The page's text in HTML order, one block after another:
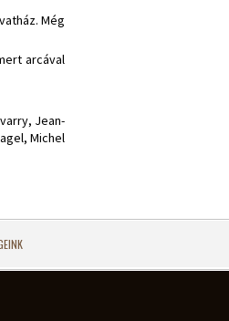
Még
arcával
Jean-
Michel